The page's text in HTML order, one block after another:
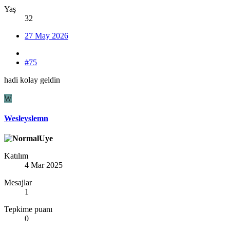
Yaş
32
27 May 2026
#75
hadi kolay geldin
W
Wesleyslemn
Katılım
4 Mar 2025
Mesajlar
1
Tepkime puanı
0